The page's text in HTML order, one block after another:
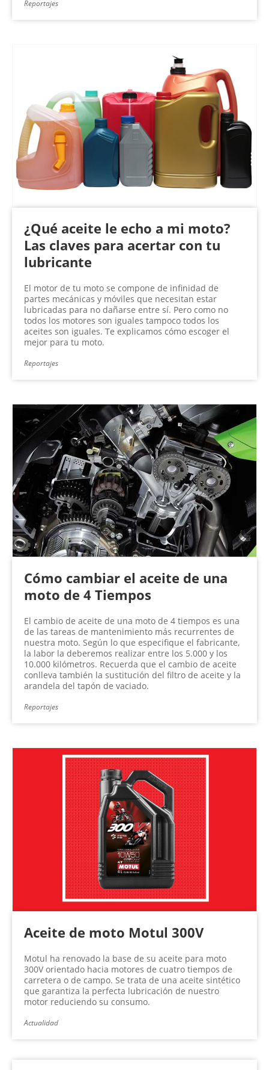
Reportajes
¿Qué aceite le echo a mi moto?
Las claves para acertar con tu
lubricante
El motor de tu moto se compone de infinidad de
partes mecánicas y móviles que necesitan estar
lubricadas para no dañarse entre sí. Pero como no
todos los motores son iguales tampoco todos los
aceites son iguales. Te explicamos cómo escoger el
mejor para tu moto.
Reportajes
Cómo cambiar el aceite de una
moto de 4 Tiempos
El cambio de aceite de una moto de 4 tiempos es una
de las tareas de mantenimiento más recurrentes de
nuestra moto. Según lo que especifique el fabricante,
la labor la deberemos realizar entre los 5.000 y los
10.000 kilómetros. Recuerda que el cambio de aceite
conlleva también la sustitución del filtro de aceite y la
arandela del tapón de vaciado.
Reportajes
Aceite de moto Motul 300V
Motul ha renovado la base de su aceite para moto
300V orientado hacia motores de cuatro tiempos de
carretera o de campo. Se trata de una aceite sintético
que garantiza la perfecta lubricación de nuestro
motor reduciendo su consumo.
Actualidad